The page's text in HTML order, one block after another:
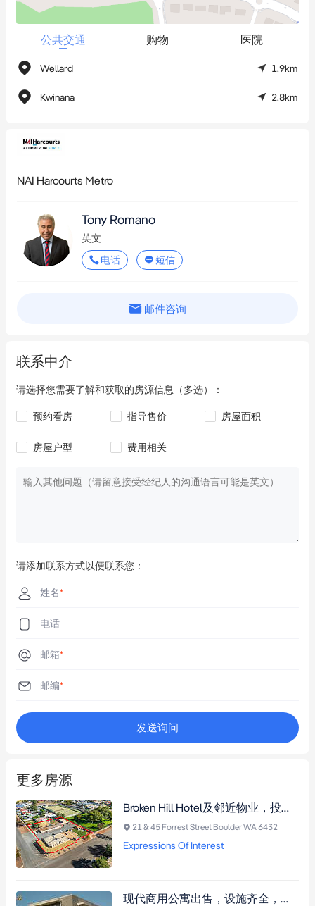
公共交通 购物 医院
Wellard 1.9km
Kwinana 2.8km
NAI Harcourts Metro
Tony Romano
英文
电话
短信
邮件咨询
联系中介
请选择您需要了解和获取的房源信息（多选）：
预约看房 指导售价 房屋面积
房屋户型 费用相关
请添加联系方式以便联系您：
姓名*
电话
邮箱*
邮编*
发送询问
更多房源
Broken Hill Hotel及邻近物业，投资良机，广阔土地，多种开发潜力，稳定租金收入，需预约看房。
21 & 45 Forrest Street Boulder WA 6432
Expressions Of Interest
现代商用公寓出售，设施齐全，附加储物空间和空调，灵活租赁选择，适合投资或自营。